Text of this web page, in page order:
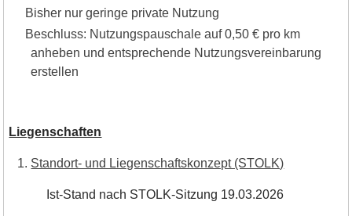
Bisher nur geringe private Nutzung
Beschluss: Nutzungspauschale auf 0,50 € pro km
anheben und entsprechende Nutzungsvereinbarung
erstellen
Liegenschaften
Standort- und Liegenschaftskonzept (STOLK)
Ist-Stand nach STOLK-Sitzung 19.03.2026